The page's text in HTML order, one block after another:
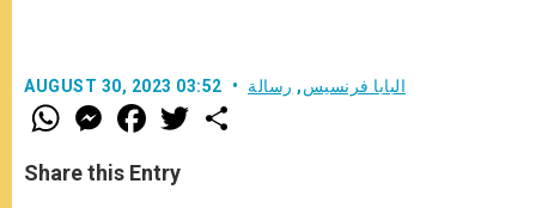
AUGUST 30, 2023 03:52 البابا فرنسيس, رسالة
W
h
t
s
M
e
s
e
F
a
e
b
w
Share this Entry